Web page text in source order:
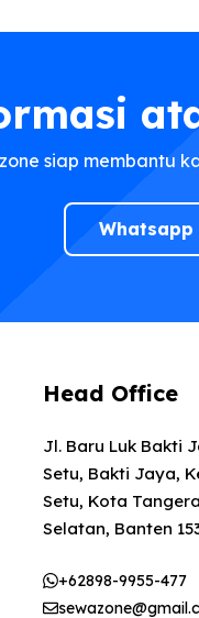
siap membantu
Whatsapp
Head Office
Jl. Baru Luk Bakti
Setu, Bakti Jaya,
Setu, Kota
Selatan, Banten
+62898-9955-477